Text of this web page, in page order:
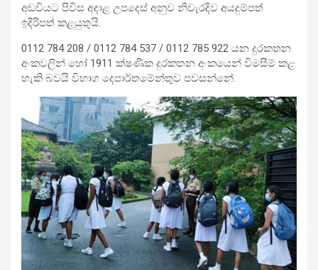
අඩවියට පිවිස අදාළ උපදෙස් අනුව නිවැරදිව අයදුම්පත්
ඉදිරිපත් කළයුතුයි.
0112 784 208 / 0112 784 537 / 0112 785 922 යන දුරකතන
අංකවලින් හෝ 1911 ක්ෂණික දුරකතන අංකයෙන් විමසීම් කළ
හැකි බවයි විභාග දෙපාර්තමේන්තුව පවසන්නේ.